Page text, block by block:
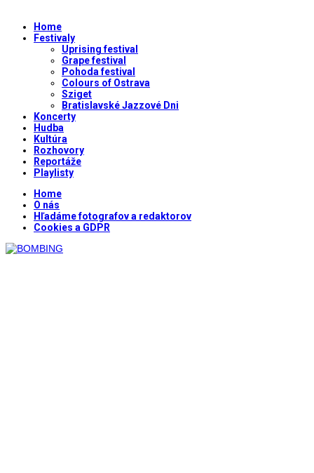
Home
Festivaly
Uprising festival
Grape festival
Pohoda festival
Colours of Ostrava
Sziget
Bratislavské Jazzové Dni
Koncerty
Hudba
Kultúra
Rozhovory
Reportáže
Playlisty
Home
O nás
Hľadáme fotografov a redaktorov
Cookies a GDPR